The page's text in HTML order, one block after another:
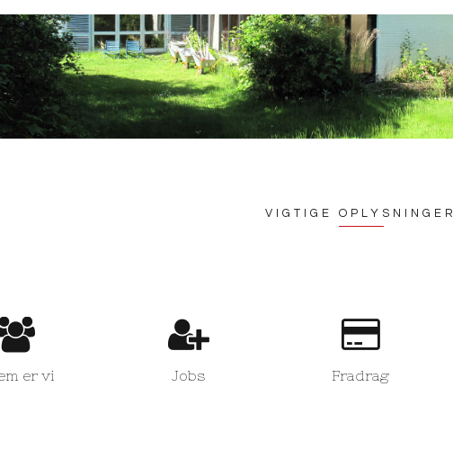
VIGTIGE OPLYSNINGER
er vi Jobs Fradrag